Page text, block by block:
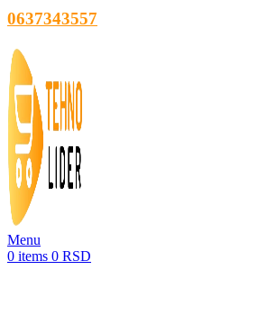
0637343557
Menu
0 items 0 RSD